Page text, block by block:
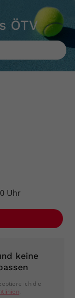
ÖTV
Uhr
keine
ich die
.